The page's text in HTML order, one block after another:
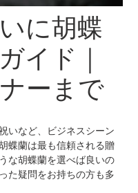
に胡蝶
イド｜
ーまで
いなど、ビジネスシーン
蝶蘭は最も信頼される贈
な胡蝶蘭を選べば良いの
た疑問をお持ちの方も多